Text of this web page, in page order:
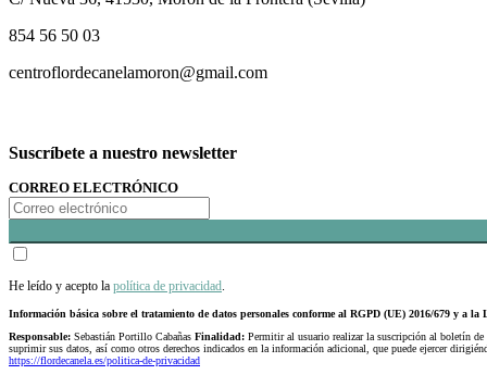
854 56 50 03
centroflordecanelamoron@gmail.com
Suscríbete a nuestro newsletter
CORREO ELECTRÓNICO
He leído y acepto la política de privacidad
Información básica sobre el tratamiento de datos personales conforme al RGPD (UE) 2016/679 y a la
Responsable: Sebastián Portillo Cabañas Finalidad: Permitir al usuario realizar la suscripción al boletín
suprimir sus datos, así como otros derechos indicados en la información adicional, que puede ejercer
https://flordecanela.es/politica-de-privacidad